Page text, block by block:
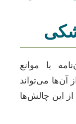
با موانع
آن‌ها می‌تواند
از این چالش‌ها